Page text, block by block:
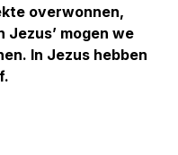
overwonnen,
mogen we
In Jezus hebben